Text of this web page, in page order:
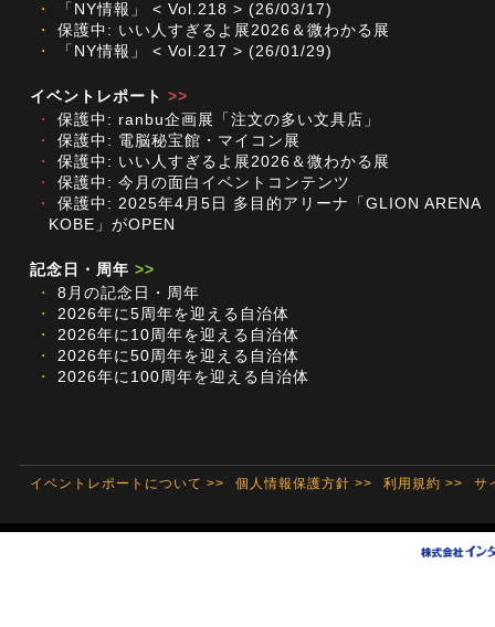
・
「NY情報」 < Vol.218 > (26/03/17)
・
保護中: いい人すぎるよ展2026＆微わかる展
・
「NY情報」 < Vol.217 > (26/01/29)
イベントレポート >>
・
保護中: ranbu企画展「注文の多い文具店」
・
保護中: 電脳秘宝館・マイコン展
・
保護中: いい人すぎるよ展2026＆微わかる展
・
保護中: 今月の面白イベントコンテンツ
・
保護中: 2025年4月5日 多目的アリーナ「GLION ARENA
KOBE」がOPEN
記念日・周年 >>
・
8月の記念日・周年
・
2026年に5周年を迎える自治体
・
2026年に10周年を迎える自治体
・
2026年に50周年を迎える自治体
・
2026年に100周年を迎える自治体
イベントレポートについて >> 個人情報保護方針 >> 利用規約 >> サ